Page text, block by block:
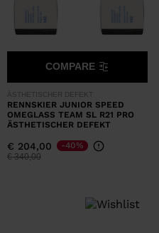
ÄSTHETISCHER DEFEKT
RENNSKIER JUNIOR SPEED
OMEGLASS TEAM SL R21 PRO
ÄSTHETISCHER DEFEKT
€ 204,00
Preis reduziert von
€ 340,00auf
-40%
COMPARE